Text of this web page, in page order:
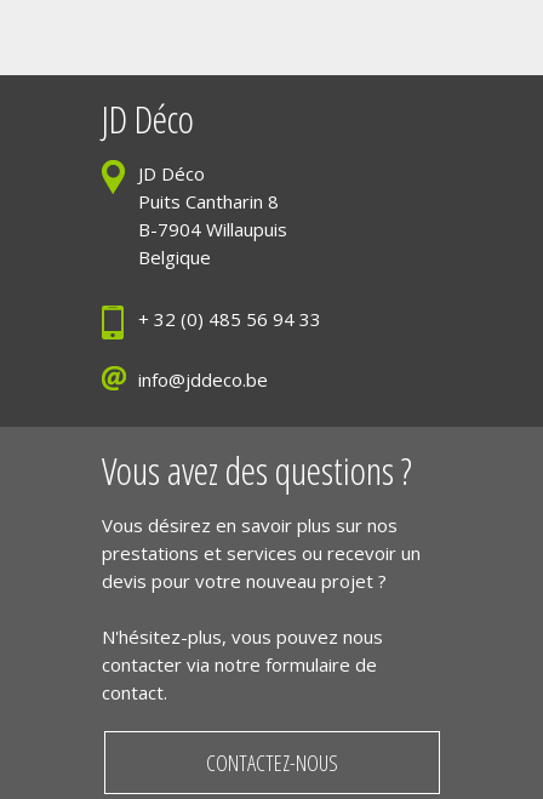
JD Déco
JD Déco
Puits Cantharin 8
B-7904 Willaupuis
Belgique
+ 32 (0) 485 56 94 33
info@jddeco.be
Vous avez des questions ?
Vous désirez en savoir plus sur nos
prestations et services ou recevoir un
devis pour votre nouveau projet ?
N'hésitez-plus, vous pouvez nous
contacter via notre formulaire de
contact.
CONTACTEZ-NOUS